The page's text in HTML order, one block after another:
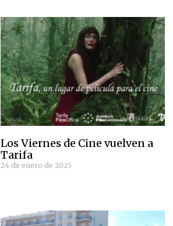
Los Viernes de Cine vuelven a
Tarifa
24 de enero de 2025